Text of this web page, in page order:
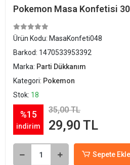
Pokemon Masa Konfetisi
Ürün Kodu: MasaKonfeti048
Barkod: 1470533953392
Marka: Parti Dükkanım
Kategori: Pokemon
Stok: 18
%15
indirim
35,00 TL
29,90 TL
Sepete Ekle